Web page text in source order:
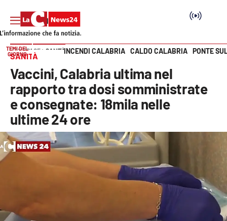
Cronaca
Politica
Attualità
Italia Mondo
Vai
TEMI DEL
GIORNO
INCENDI CALABRIA CALDO CALABRIA PONTE
HOME PAGE SANITÀ
SANITÀ
Vaccini, Calabria ultima nel
rapporto tra dosi somministrate
e consegnate: 18mila nelle
ultime 24 ore